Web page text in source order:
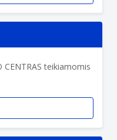
CENTRAS teikiamomis